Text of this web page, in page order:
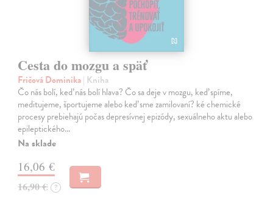
Cesta do mozgu a späť
Fričová Dominika| Kniha
Čo nás bolí, keď nás bolí hlava? Čo sa deje v mozgu, keď spíme,
meditujeme, športujeme alebo keď sme zamilovaní? ké chemické
procesy prebiehajú počas depresívnej epizódy, sexuálneho aktu alebo
epileptického…
Na sklade
16,06 €
16,90 € ?